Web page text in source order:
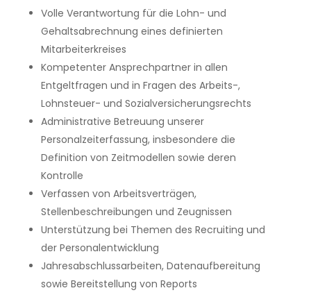
Volle Verantwortung für die Lohn- und
Gehaltsabrechnung eines definierten
Mitarbeiterkreises
Kompetenter Ansprechpartner in allen
Entgeltfragen und in Fragen des Arbeits-,
Lohnsteuer- und Sozialversicherungsrechts
Administrative Betreuung unserer
Personalzeiterfassung, insbesondere die
Definition von Zeitmodellen sowie deren
Kontrolle
Verfassen von Arbeitsverträgen,
Stellenbeschreibungen und Zeugnissen
Unterstützung bei Themen des Recruiting und
der Personalentwicklung
Jahresabschlussarbeiten, Datenaufbereitung
sowie Bereitstellung von Reports